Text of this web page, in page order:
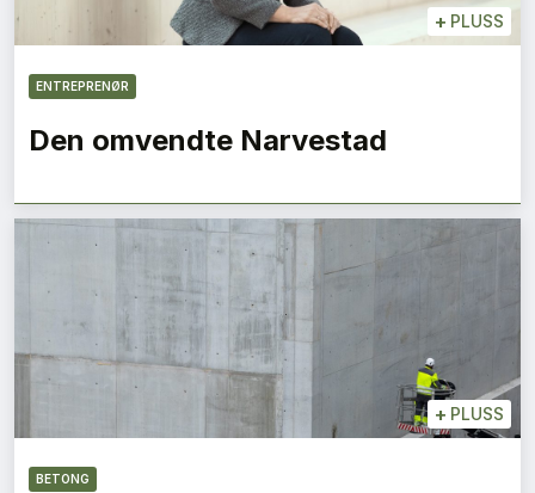
+ PLUSS
ENTREPRENØR
Den omvendte Narvestad
+ PLUSS
BETONG